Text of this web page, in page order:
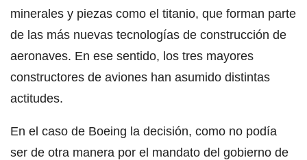
minerales y piezas como el titanio, que forman parte
de las más nuevas tecnologías de construcción de
aeronaves. En ese sentido, los tres mayores
constructores de aviones han asumido distintas
actitudes.
En el caso de Boeing la decisión, como no podía
ser de otra manera por el mandato del gobierno de